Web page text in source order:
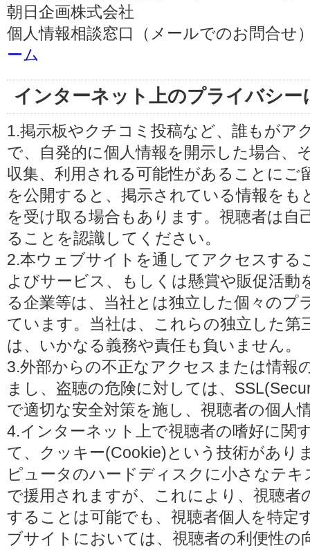
朝日企画株式会社
個人情報相談窓口（メールでのお問合せ
ーム
インターネット上のプライバシー
1.掲示板やクチコミ投稿など、誰もがア
で、自発的に個人情報を開示した場合、
収集、利用される可能性があることに
を公開すると、掲示されている情報を
を受け取る場合もあります。視聴者は自
ることを認識してください。
2.本ウェブサイトを通してアクセスする
よびサービス、もしくは懸賞や販促活動
る企業等は、当社とは独立した個々のプ
ています。当社は、これらの独立した第
は、いかなる義務や責任も負いません。
3.外部からの不正なアクセスまたは情報
まし、盗聴の危険に対しては、
で適切な安全対策を施し、視聴者の個人
4.インターネット上で視聴者の嗜好に関
て、クッキー(Cookie)という技術があり
ピュータのハードディスクに小さなテ
で援用されますが、これにより、視聴
することは可能でも、視聴者個人を特定
ブサイトにおいては、視聴者の利便性の